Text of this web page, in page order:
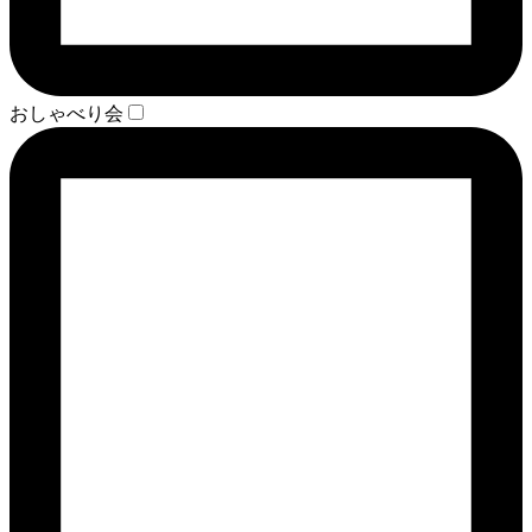
おしゃべり会